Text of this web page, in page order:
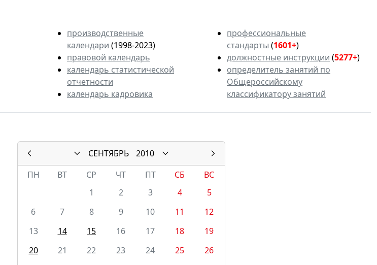
производственные
календари (1998-2023)
правовой календарь
календарь статистической
отчетности
календарь кадровика
профессиональные
стандарты (1601+)
должностные инструкции (5277+)
определитель занятий по
Общероссийскому
классификатору занятий
СЕНТЯБРЬ
2010
ПН
ВТ СР ЧТ ПТ СБ
ВС
1
2 3 4
5
6
7 8 9 10 11
12
13
14 15 16 17 18
19
20
21 22 23 24 25
26